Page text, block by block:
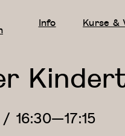
Info Kurse &
16:30—17:15